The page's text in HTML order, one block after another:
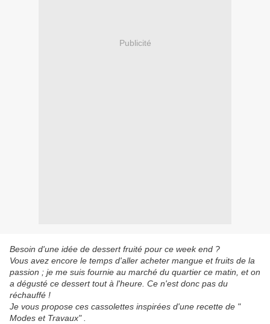
Publicité
Besoin d'une idée de dessert fruité pour ce week end ?
Vous avez encore le temps d'aller acheter mangue et fruits de la
passion ; je me suis fournie au marché du quartier ce matin, et on
a dégusté ce dessert tout à l'heure. Ce n'est donc pas du
réchauffé !
Je vous propose ces cassolettes inspirées d'une recette de "
Modes et Travaux" .